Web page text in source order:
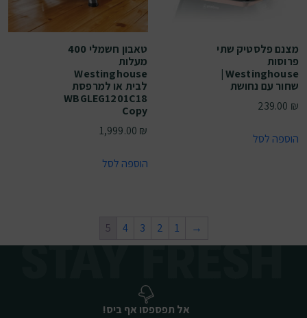
מצנם פלסטיק שתי
פרוסות
Westinghouse |
שחור עם נחושת
239.00 ₪
הוספה לסל
טאבון חשמלי 400
מעלות
Westinghouse
לבית או למרפסת
WBGLEG1201C18
Copy
1,999.00 ₪
הוספה לסל
→
1
2
3
4
5
אל תפספסו אף ביס!